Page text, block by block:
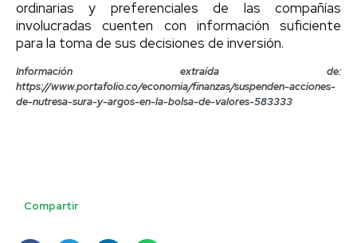
ordinarias y preferenciales de las compañías
involucradas cuenten con información suficiente
para la toma de sus decisiones de inversión.
Información extraída de:
https://www.portafolio.co/economia/finanzas/suspenden-acciones-
de-nutresa-sura-y-argos-en-la-bolsa-de-valores-583333
Compartir